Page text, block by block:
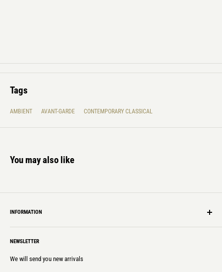
Tags
AMBIENT AVANT-GARDE CONTEMPORARY CLASSICAL
You may also like
INFORMATION
Shipping Info
Privacy policy
Laws & Regulations
NEWSLETTER
We will send you new arrivals